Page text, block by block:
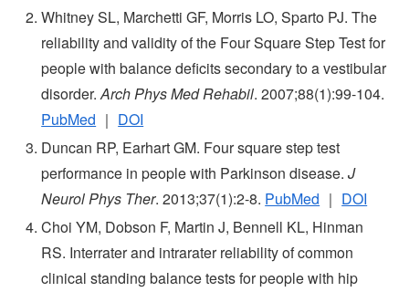
Whitney SL, Marchetti GF, Morris LO, Sparto PJ. The
reliability and validity of the Four Square Step Test for
people with balance deficits secondary to a vestibular
disorder.Arch Phys Med Rehabil. 2007;88(1):99-104.
PubMed ｜ DOI
Duncan RP, Earhart GM. Four square step test
performance in people with Parkinson disease.J
Neurol Phys Ther. 2013;37(1):2-8. PubMed ｜ DOI
Choi YM, Dobson F, Martin J, Bennell KL, Hinman
RS. Interrater and intrarater reliability of common
clinical standing balance tests for people with hip